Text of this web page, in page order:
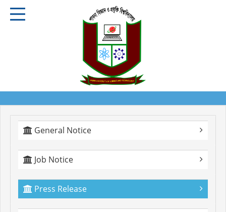
General Notice
Job Notice
Press Release